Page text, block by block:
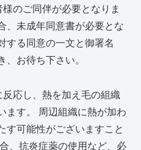
のご同伴が必要となりま
、未成年同意書が必要とな
する同意の一文と御署名
お待ち下さい。
応し、熱を加え毛の組織
ます。 周辺組織に熱が加わ
す可能性がございますこと
、抗炎症薬の使用など、必